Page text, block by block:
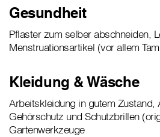
Gesundheit
Pflaster zum selber abschneiden,
Menstruationsartikel (vor allem
Kleidung & Wäsche
Arbeitskleidung in gutem Zustand,
Gehörschutz und Schutzbrillen
Gartenwerkzeuge